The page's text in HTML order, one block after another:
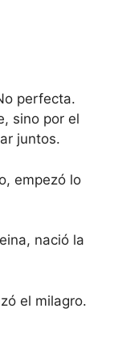
perfecta.
sino por el
juntos.
empezó lo
nació la
el milagro.